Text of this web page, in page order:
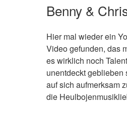
Benny &
Hier mal wieder ein
Video gefunden, das
es wirklich noch
unentdeckt geblieben
auf sich aufmerksam
die